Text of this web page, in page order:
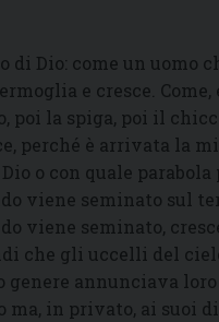
di Dio: come un uomo
e cresce. Come,
poi la spiga, poi il
perché è arrivata la
o con quale parabola
viene seminato sul
viene seminato,
che gli uccelli del
genere annunciava
ma, in privato, ai suoi